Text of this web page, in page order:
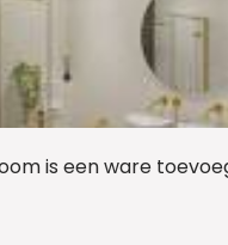
is een ware